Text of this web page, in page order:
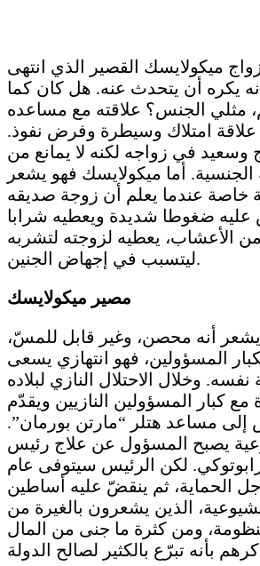
ميكولايسك القصير الذي انتهى
يكره أن يتحدث عنه. هل كان كما
مثلي الجنس؟ علاقته مع مساعده
امتلاك وسيطرة وفرض نفوذ.
وسعيد في زواجه لكنه لا يمانع من
الجنسية. أما ميكولايسك فهو يشعر
خاصة عندما يعلم أن زوجة صديقه
ضغوطا شديدة ويعطيه شرابا
الأعشاب، يعطيه لزوجته لتشربه
ليتسبب في إجهاض الجنين.
مصير ميكولايسك
أنه محصن، وغير قابل للمسّ،
المسؤولين، فهو انتهازي يسعى
نفسه. وخلال الاحتلال النازي لبلاده
مع كبار المسؤولين النازيين ويقدّم
إلى مساعد هتلر “مارتن بورمان”.
يصبح المسؤول عن علاج رئيس
زابوتوكي. لكن الرئيس سيتوفى عام
الرجل الحماية، ثم ينقضّ عليه أساطين
الذين يشعرون بالغيرة من
ومن كثرة ما جنى من المال